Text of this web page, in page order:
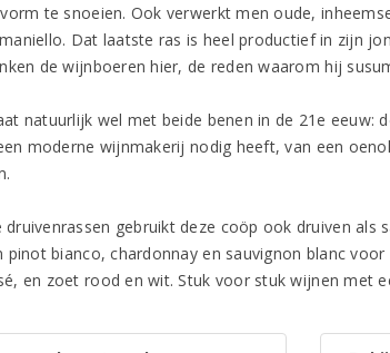
te snoeien. Ook verwerkt men oude,
Dat laatste ras is heel productief in zijn
de wijnboeren hier, de reden waarom hij
natuurlijk wel met beide benen in de 21e eeuw:
moderne wijnmakerij nodig heeft, van een
druivenrassen gebruikt deze coöp ook druiven
pinot bianco, chardonnay en sauvignon blanc
en zoet rood en wit. Stuk voor stuk wijnen met